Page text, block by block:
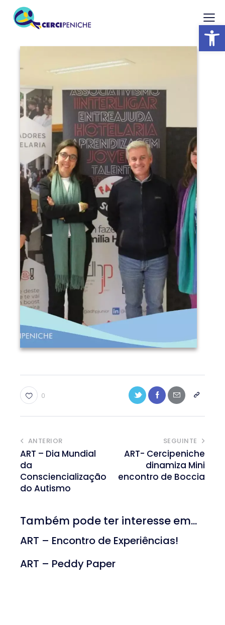
Abrir barra
0
ANTERIOR
ART – Dia Mundial
da
Consciencialização
do Autismo
SEGUINTE
ART- Cercipeniche
dinamiza Mini
encontro de Boccia
Também pode ter interesse em...
ART – Encontro de Experiências!
ART – Peddy Paper